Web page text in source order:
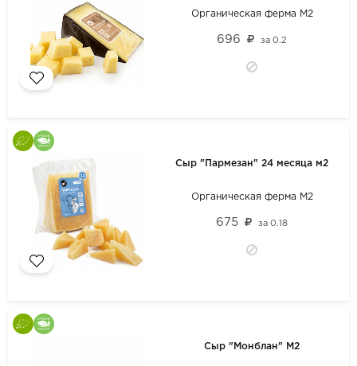
Органическая ферма М2
696 за0.2
Сыр "Пармезан" 24 месяца м2
Органическая ферма М2
675 за0.18
Сыр "Монблан" М2